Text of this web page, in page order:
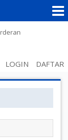
LOGIN DAFTAR